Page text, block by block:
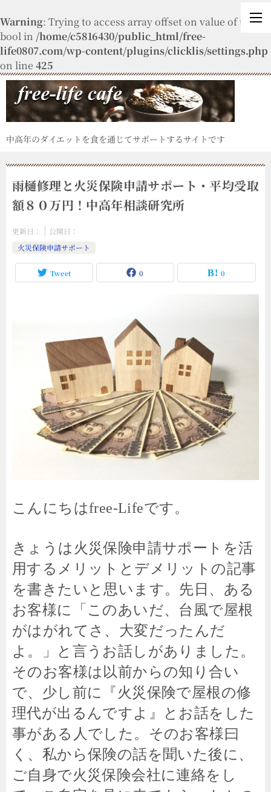
Warning: Trying to access array offset on value of type
bool in /home/c5816430/public_html/free-
life0807.com/wp-content/plugins/clicklis/settings.php
on line 425
中高年のダイエットを食を通じてサポートするサイトです
雨樋修理と火災保険申請サポート・平均受取
額８０万円！中高年相談研究所
更新日：
公開日：
火災保険申請サポート
Tweet 0 0
こんにちはfree-Lifeです。
きょうは火災保険申請サポートを活
用するメリットとデメリットの記事
を書きたいと思います。先日、ある
お客様に「このあいだ、台風で屋根
がはがれてさ、大変だったんだ
よ。」と言うお話しがありました。
そのお客様は以前からの知り合い
で、少し前に『火災保険で屋根の修
理代が出るんですよ』とお話をした
事がある人でした。そのお客様曰
く、私から保険の話を聞いた後に、
ご自身で火災保険会社に連絡をし